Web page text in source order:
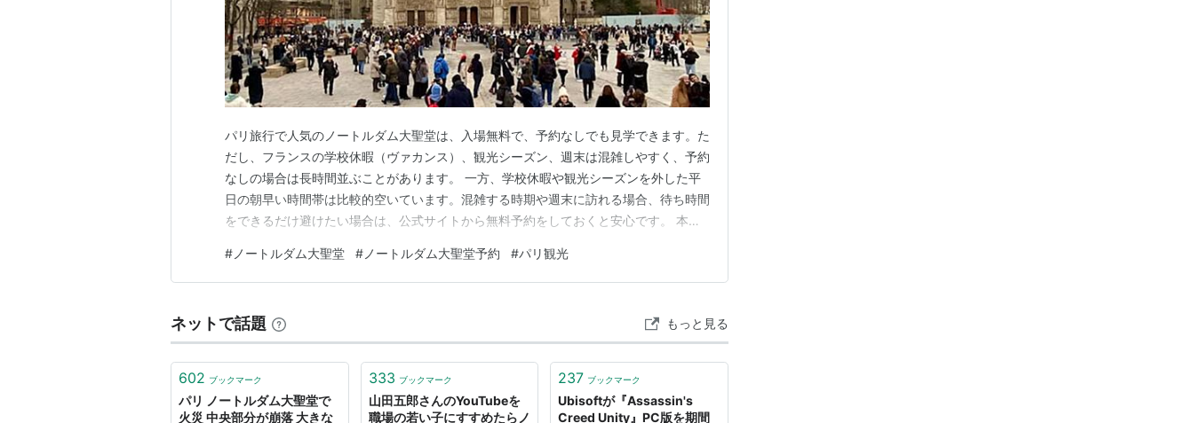
パリ旅行で人気のノートルダム大聖堂は、入場無料で、予約なしでも見学できます。た
だし、フランスの学校休暇（ヴァカンス）、観光シーズン、週末は混雑しやすく、予約
なしの場合は長時間並ぶことがあります。 一方、学校休暇や観光シーズンを外した平
日の朝早い時間帯は比較的空いています。混雑する時期や週末に訪れる場合、待ち時間
をできるだけ避けたい場合は、公式サイトから無料予約をしておくと安心です。 本記
開館時間・アクセス、さらに大聖堂内部や外観の見どころをわかりやすく紹介します。
目次 ノートルダム大聖堂の予約方法とコツ ノートルダ…
# ノートルダム大聖堂 # ノートルダム大聖堂予約 #パリ観光
ネットで話題 もっと見る
602 ブックマーク
パリ ノートルダム大聖堂で
火災 中央部分が崩落 大きな
333 ブックマーク
山田五郎さんのYouTubeを
職場の若い子にすすめたらノ
237 ブックマーク
Ubisoftが『Assassin's
Creed Unity』PC版を期間